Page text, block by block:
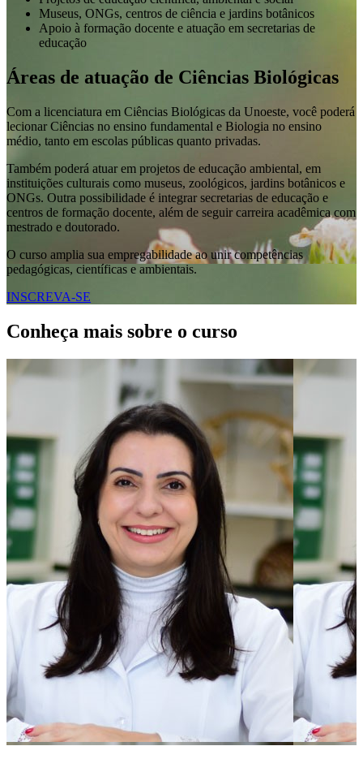
Museus, ONGs, centros de ciência e jardins botânicos
Apoio à formação docente e atuação em secretarias de
educação
Áreas de atuação de Ciências Biológicas
Com a licenciatura em Ciências Biológicas da Unoeste, você poderá
lecionar Ciências no ensino fundamental e Biologia no ensino
médio, tanto em escolas públicas quanto privadas.
Também poderá atuar em projetos de educação ambiental, em
instituições culturais como museus, zoológicos, jardins botânicos e
ONGs. Outra possibilidade é integrar secretarias de educação e
centros de formação docente, além de seguir carreira acadêmica com
mestrado e doutorado.
O curso amplia sua empregabilidade ao unir competências
pedagógicas, científicas e ambientais.
INSCREVA-SE
Conheça mais sobre o curso